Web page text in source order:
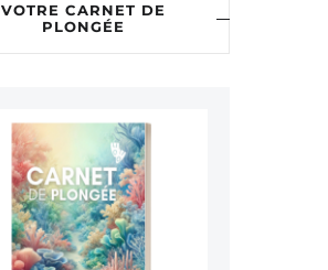
VOTRE CARNET DE
PLONGÉE